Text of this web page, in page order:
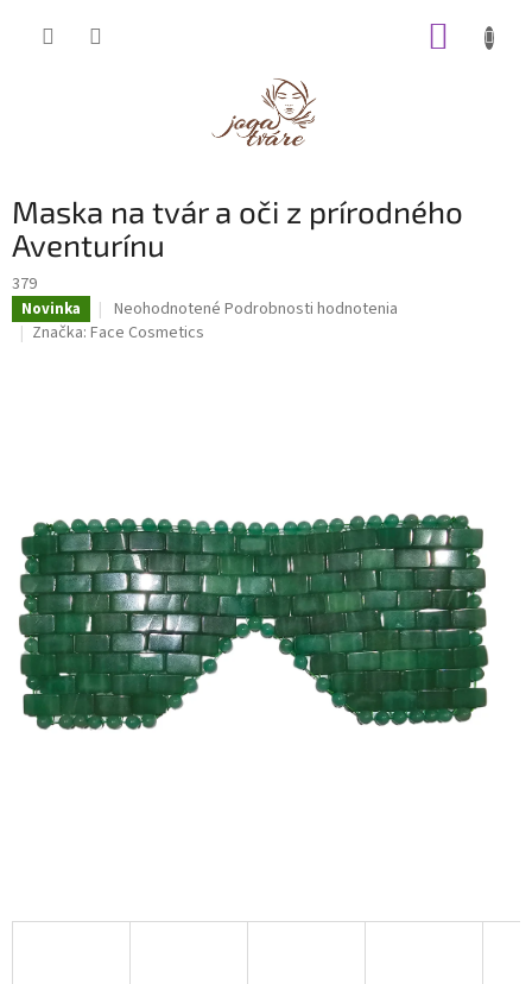
Maska na tvár a oči z prírodného
Aventurínu
379
Novinka
Priemerné
hodnotenie
Neohodnotené Podrobnosti hodnotenia
Značka: Face Cosmetics